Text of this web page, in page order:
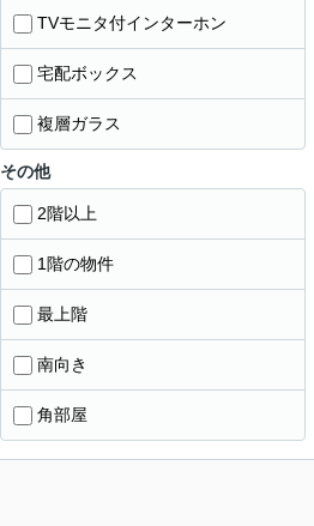
TVモニタ付インターホン
宅配ボックス
複層ガラス
その他
2階以上
1階の物件
最上階
南向き
角部屋